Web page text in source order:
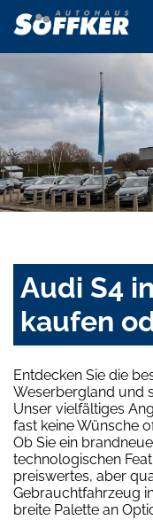
Audi S4
kaufen
Entdecken Sie die
Weserbergland und
Unser vielfältiges
fast keine Wünsche
Ob Sie ein
technologischen
preiswertes, aber
Gebrauchtfahrzeug
breite Palette an